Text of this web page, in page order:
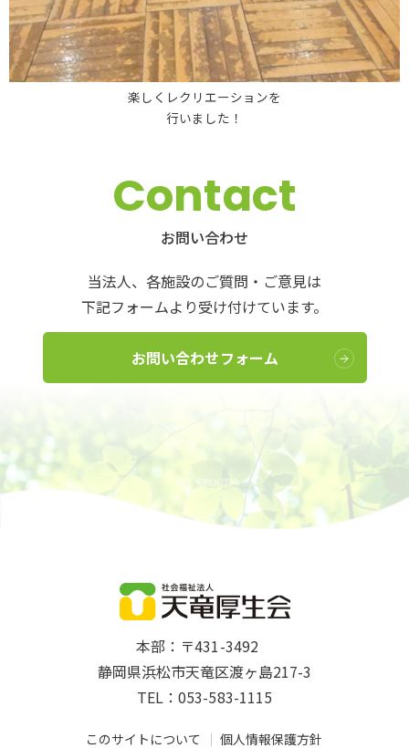
楽しくレクリエーションを
行いました！
Contact
お問い合わせ
当法人、各施設のご質問・ご意見は
下記フォームより受け付けています。
お問い合わせフォーム
本部：〒431-3492
静岡県浜松市天竜区渡ヶ島217-3
TEL：053-583-1115
このサイトについて 個人情報保護方針